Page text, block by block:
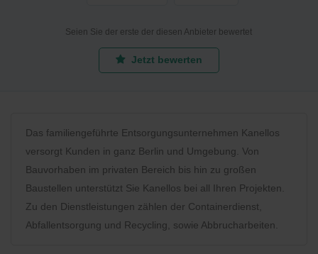
Seien Sie der erste der diesen Anbieter bewertet
Jetzt bewerten
Das familiengeführte Entsorgungsunternehmen Kanellos
versorgt Kunden in ganz Berlin und Umgebung. Von
Bauvorhaben im privaten Bereich bis hin zu großen
Baustellen unterstützt Sie Kanellos bei all Ihren Projekten.
Zu den Dienstleistungen zählen der Containerdienst,
Abfallentsorgung und Recycling, sowie Abbrucharbeiten.